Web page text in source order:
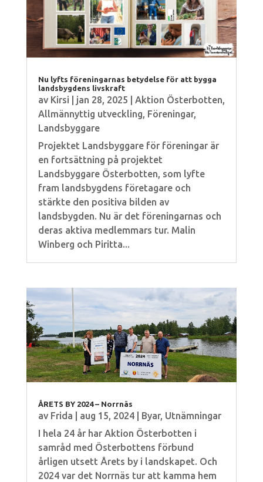
Nu lyfts föreningarnas betydelse för att bygga
landsbygdens livskraft
av Kirsi jan 28, 2025 Aktion Österbotten,
Allmännyttig utveckling, Föreningar,
Landsbyggare
Projektet Landsbyggare för föreningar är
en fortsättning på projektet
Landsbyggare Österbotten, som lyfte
fram landsbygdens företagare och
stärkte den positiva bilden av
landsbygden. Nu är det föreningarnas och
deras aktiva medlemmars tur. Malin
Winberg och Piritta...
ÅRETS BY 2024 – Norrnäs
av Frida aug 15, 2024| Byar, Utnämningar
I hela 24 år har Aktion Österbotten i
samråd med Österbottens förbund
årligen utsett Årets by i landskapet. Och
2024 var det Norrnäs tur att kamma hem